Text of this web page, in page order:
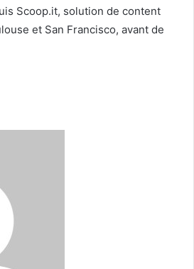
Scoop.it, solution de content
et San Francisco, avant de